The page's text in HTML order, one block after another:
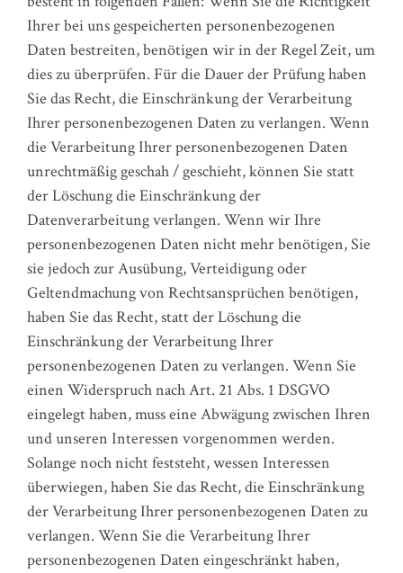
Ihrer bei uns gespeicherten personenbezogenen
Daten bestreiten, benötigen wir in der Regel Zeit, um
dies zu überprüfen. Für die Dauer der Prüfung haben
Sie das Recht, die Einschränkung der Verarbeitung
Ihrer personenbezogenen Daten zu verlangen. Wenn
die Verarbeitung Ihrer personenbezogenen Daten
unrechtmäßig geschah / geschieht, können Sie statt
der Löschung die Einschränkung der
Datenverarbeitung verlangen. Wenn wir Ihre
personenbezogenen Daten nicht mehr benötigen, Sie
sie jedoch zur Ausübung, Verteidigung oder
Geltendmachung von Rechtsansprüchen benötigen,
haben Sie das Recht, statt der Löschung die
Einschränkung der Verarbeitung Ihrer
personenbezogenen Daten zu verlangen. Wenn Sie
einen Widerspruch nach Art. 21 Abs. 1 DSGVO
eingelegt haben, muss eine Abwägung zwischen Ihren
und unseren Interessen vorgenommen werden.
Solange noch nicht feststeht, wessen Interessen
überwiegen, haben Sie das Recht, die Einschränkung
der Verarbeitung Ihrer personenbezogenen Daten zu
verlangen. Wenn Sie die Verarbeitung Ihrer
personenbezogenen Daten eingeschränkt haben,